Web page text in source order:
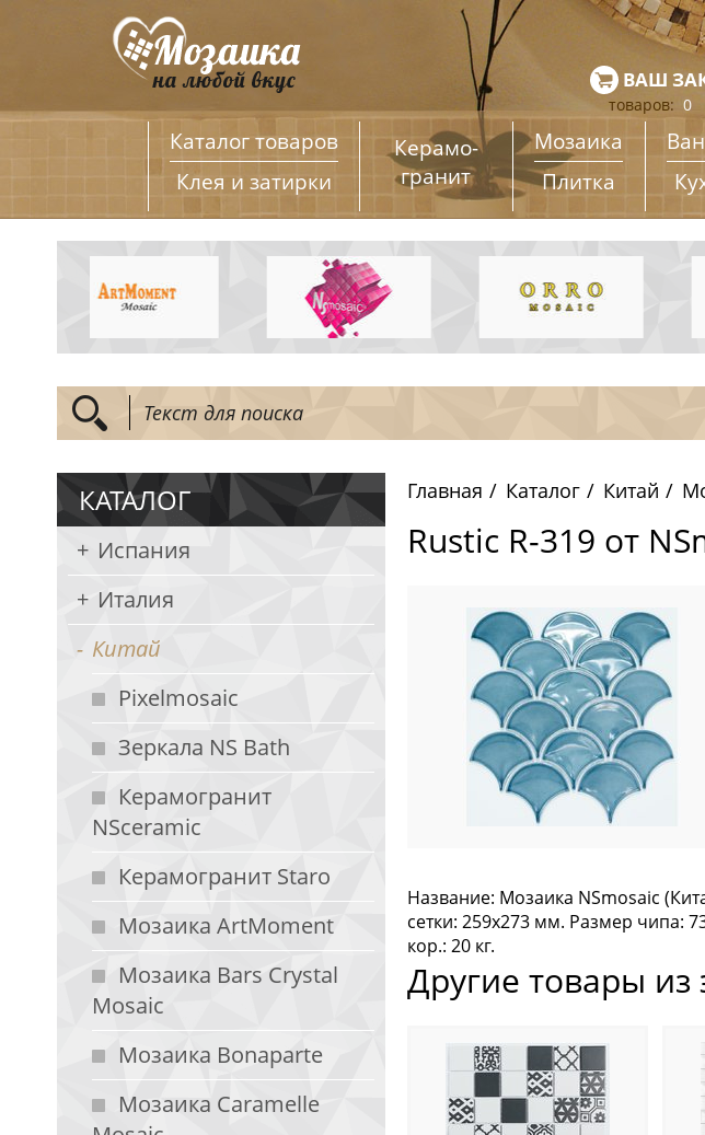
ВАШ
товаров: 0
Каталог товаров
Клея и затирки
Керамо­
гранит
Мозаика
Плитка
КАТАЛОГ
Испания
Италия
Китай
Pixelmosaic
Зеркала NS Bath
Керамогранит
NSceramic
Керамогранит Staro
Мозаика ArtMoment
Мозаика Bars Crystal
Mosaic
Мозаика Bonaparte
Мозаика Caramelle
Главная Каталог Китай
Rustic R-319 от
Название: Мозаика NSmosaic
сетки: 259x273 мм. Размер чипа:
кор.: 20 кг.
Другие товары из